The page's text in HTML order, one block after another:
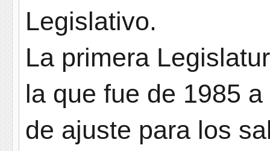
Legislativo.
La primera
la que fue de 1985
de ajuste para los